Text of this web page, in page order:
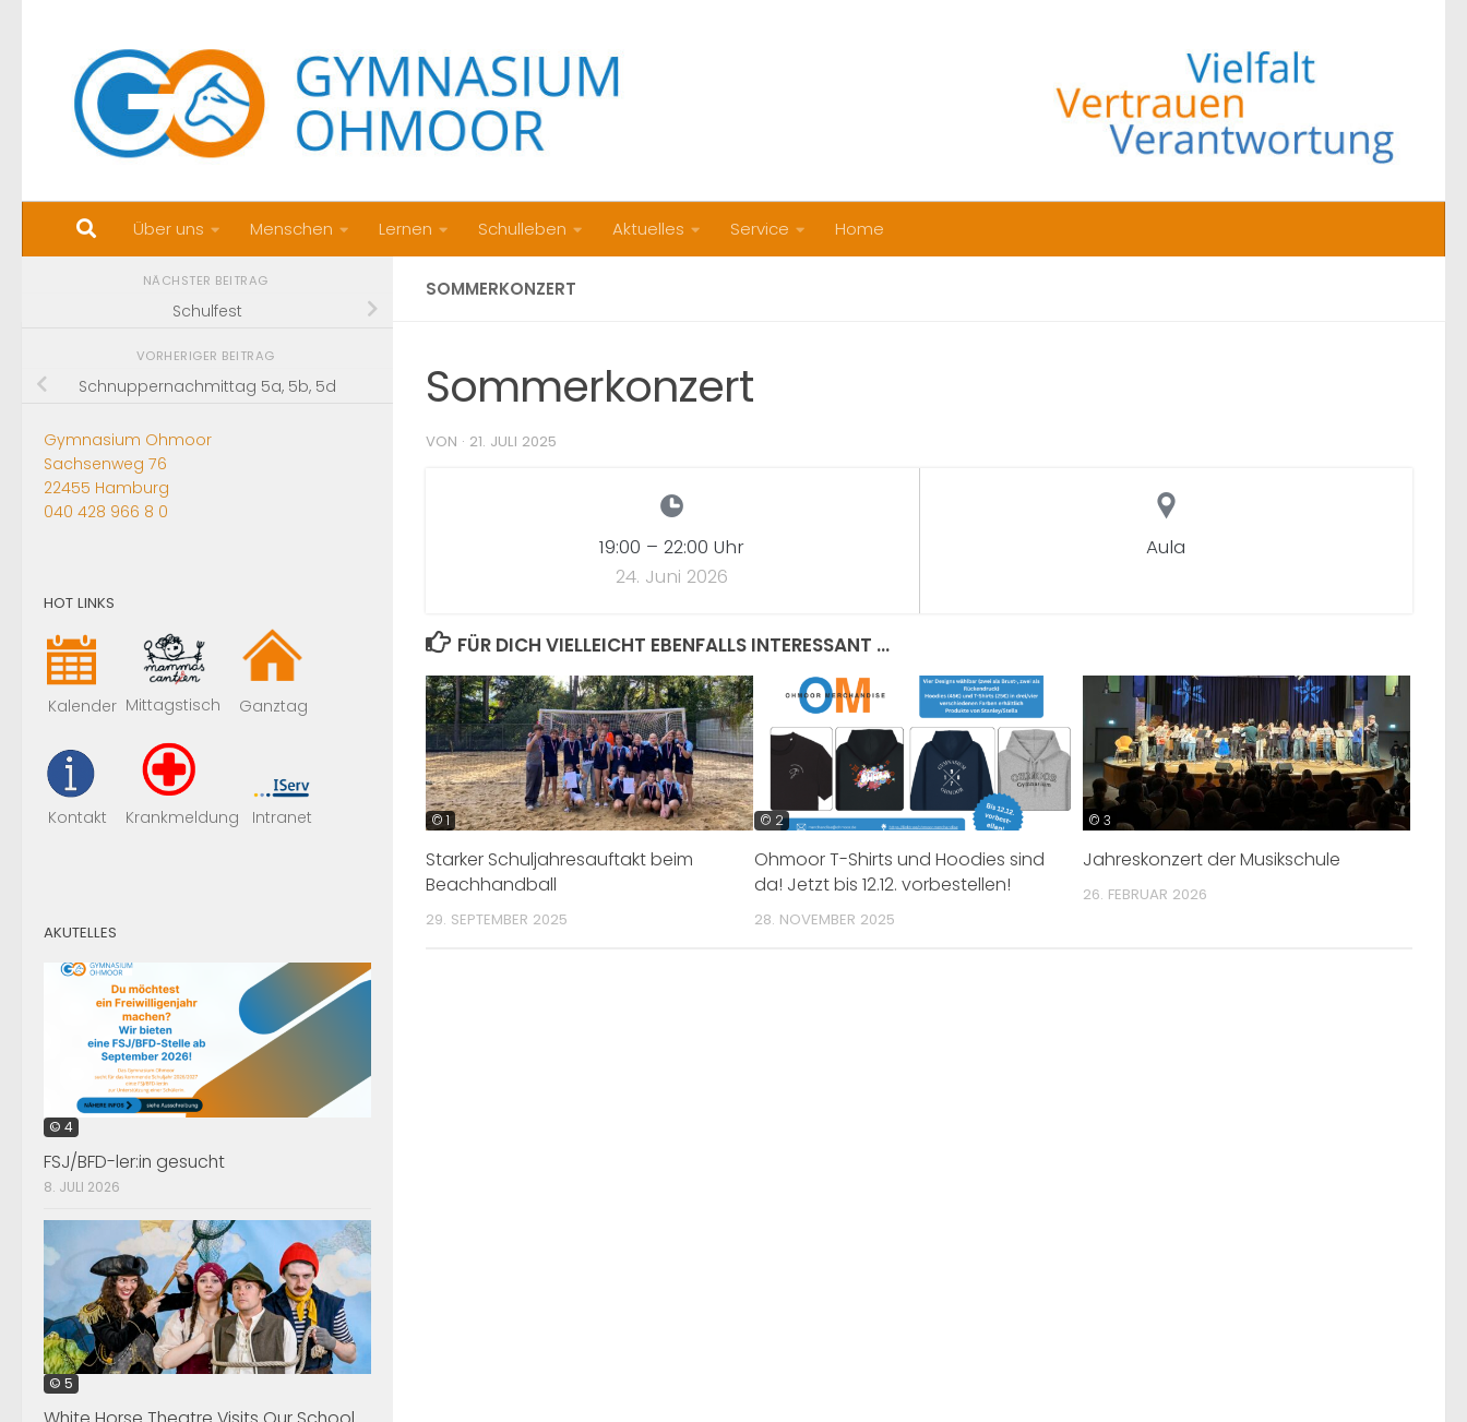
Über uns Menschen Lernen Schulleben Aktuelles Service Home
SOMMERKONZERT
Sommerkonzert
VON · 21. JULI 2025
19:00 –22:00 Uhr
24. Juni 2026
Aula
FÜR DICH VIELLEICHT EBENFALLS INTERESSANT …
© 1
Starker Schuljahresauftakt beim
Beachhandball
29. SEPTEMBER 2025
© 2
Ohmoor T-Shirts und Hoodies sind
da! Jetzt bis 12.12. vorbestellen!
28. NOVEMBER 2025
© 3
Jahreskonzert der Musikschule
26. FEBRUAR 2026
NÄCHSTER BEITRAG
Schulfest
VORHERIGER BEITRAG
Schnuppernachmittag 5a, 5b, 5d
Gymnasium Ohmoor
Sachsenweg 76
22455 Hamburg
040 428 966 8 0
HOT LINKS
Kalender Mittagstisch Ganztag
Kontakt Krankmeldung Intranet
AKUTELLES
© 4
FSJ/BFD-ler:in gesucht
8. JULI 2026
© 5